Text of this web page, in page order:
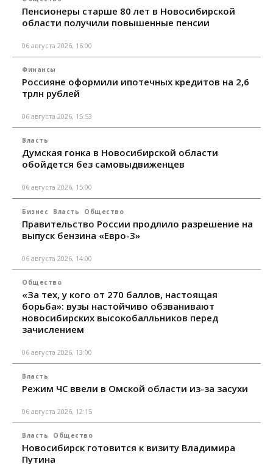
Пенсионеры старше 80 лет в Новосибирской
области получили повышенные пенсии
06 августа 2026, 16:00
Финансы
Россияне оформили ипотечных кредитов на 2,6
трлн рублей
06 августа 2026, 15:53
Власть
Думская гонка в Новосибирской области
обойдется без самовыдвиженцев
06 августа 2026, 15:00
Бизнес Власть Общество
Правительство России продлило разрешение на
выпуск бензина «Евро-3»
06 августа 2026, 14:00
Общество
«За тех, у кого от 270 баллов, настоящая
борьба»: вузы настойчиво обзванивают
новосибирских высокобалльников перед
зачислением
06 августа 2026, 13:00
Власть
Режим ЧС ввели в Омской области из-за засухи
06 августа 2026, 12:15
Власть Общество
Новосибирск готовится к визиту Владимира
Путина